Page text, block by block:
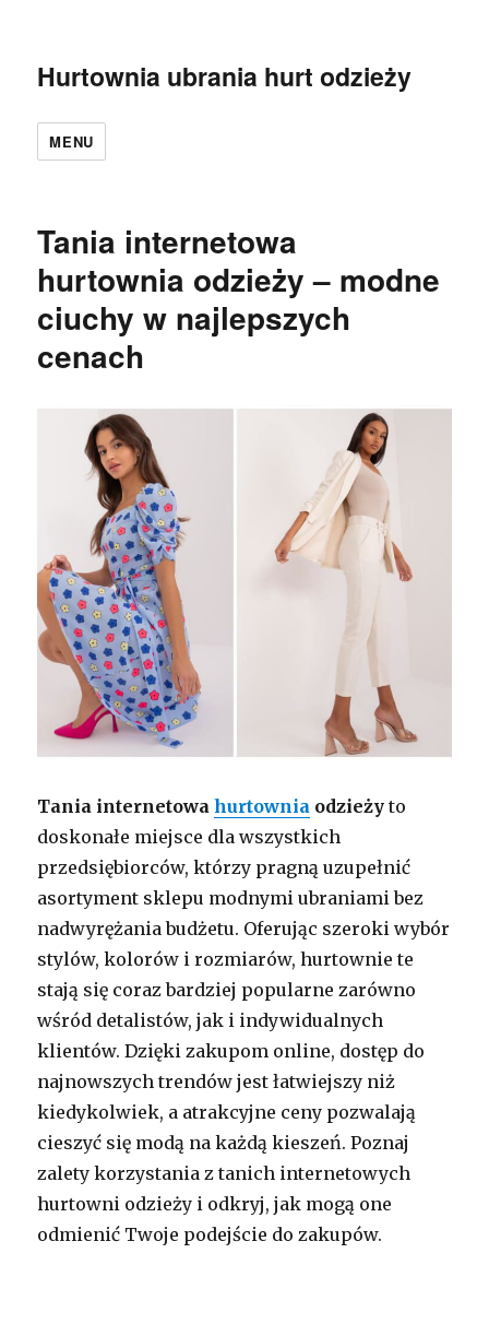
Hurtownia ubrania hurt odzieży
MENU
Tania internetowa
hurtownia odzieży – modne
ciuchy w najlepszych
cenach
Tania internetowahurtownia odzieży to
doskonałe miejsce dla wszystkich
przedsiębiorców, którzy pragną uzupełnić
asortyment sklepu modnymi ubraniami bez
nadwyrężania budżetu. Oferując szeroki wybór
stylów, kolorów i rozmiarów, hurtownie te
stają się coraz bardziej popularne zarówno
wśród detalistów, jak i indywidualnych
klientów. Dzięki zakupom online, dostęp do
najnowszych trendów jest łatwiejszy niż
kiedykolwiek, a atrakcyjne ceny pozwalają
cieszyć się modą na każdą kieszeń. Poznaj
zalety korzystania z tanich internetowych
hurtowni odzieży i odkryj, jak mogą one
odmienić Twoje podejście do zakupów.